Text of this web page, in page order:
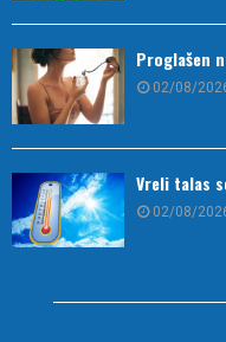
Proglašen
02/08/
Vreli talas
02/08/